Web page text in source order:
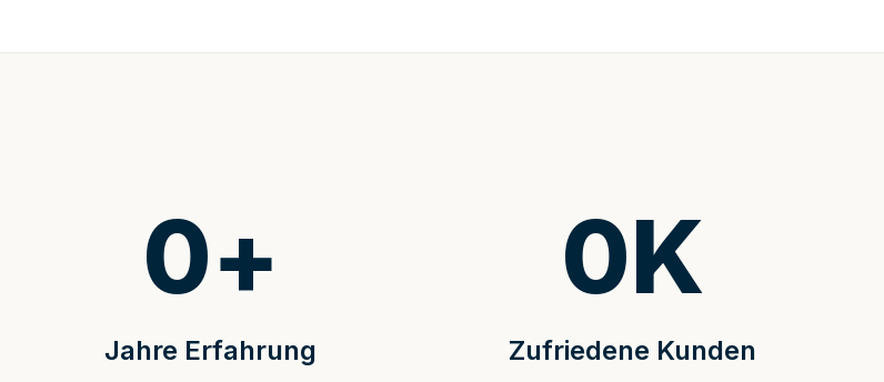
Jahre Erfahrung
0+
Zufriedene Kunden
0K